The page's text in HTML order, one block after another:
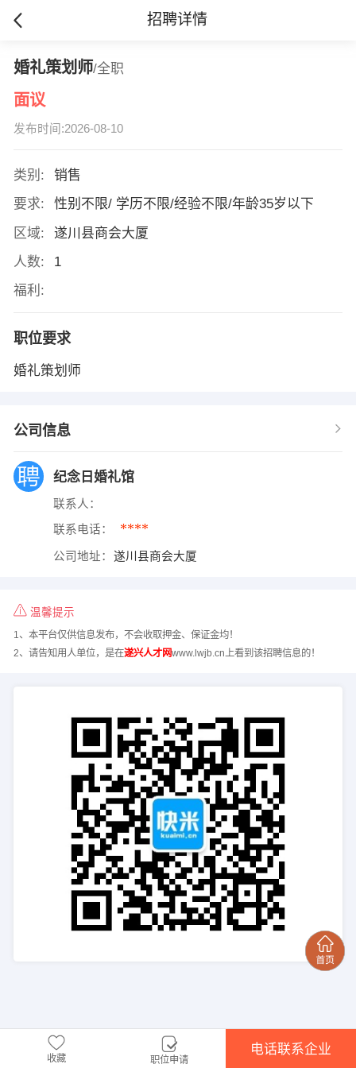
招聘详情
婚礼策划师/全职
面议
发布时间:2026-08-10
类别:
销售
要求:
性别不限/ 学历不限/经验不限/年龄35岁以下
区域:
遂川县商会大厦
人数:
1
福利:
职位要求
婚礼策划师
公司信息
纪念日婚礼馆
联系人：
联系电话： ****
公司地址： 遂川县商会大厦
温馨提示
1、本平台仅供信息发布，不会收取押金、保证金均！
2、请告知用人单位，是在遂兴人才网www.lwjb.cn上看到该招聘信息的！
收藏 职位申请
电话联系企业